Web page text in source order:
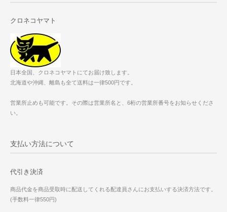
クロネコヤマト
日本全国、クロネコヤマトにてお届け致します。
北海道や沖縄、離島も全て送料は一律500円です。
営業所止めも可能です。その際は営業所名と、6桁の営業所番号をお知らせくださ
い。
支払い方法について
代引き決済
商品代金を商品受取時に配送してくれる配達員さんにお支払いする決済方法です。
(手数料一律550円)